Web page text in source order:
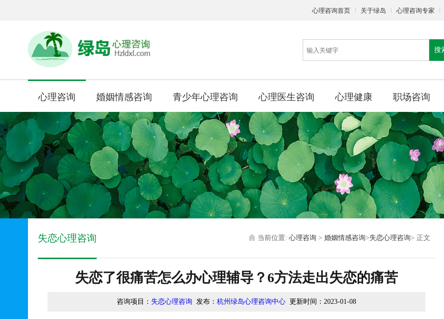
心理咨询首页 关于绿岛 心理咨询专家
搜
心理咨询 婚姻情感咨询 青少年心理咨询 心理医生咨询 心理健康 职场咨询
失恋心理咨询 当前位置: 心理咨询 > 婚姻情感咨询>失恋心理咨询> 正文
失恋了很痛苦怎么办心理辅导？6方法走出失恋的痛苦
咨询项目： 失恋心理咨询 发布： 杭州绿岛心理咨询中心 更新时间： 2023-01-08